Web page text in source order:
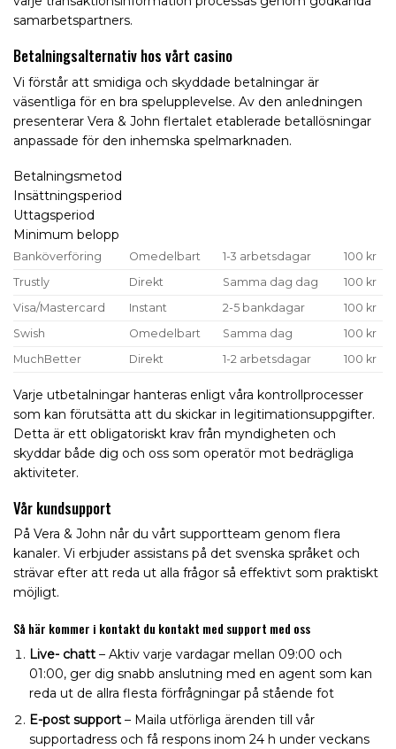
samarbetspartners.
Betalningsalternativ hos vårt casino
Vi förstår att smidiga och skyddade betalningar är
väsentliga för en bra spelupplevelse. Av den anledningen
presenterar Vera & John flertalet etablerade betallösningar
anpassade för den inhemska spelmarknaden.
Betalningsmetod
Insättningsperiod
Uttagsperiod
Minimum belopp
Banköverföring Omedelbart 1-3 arbetsdagar
100 kr
Trustly
Direkt Samma dag dag
100 kr
Visa/Mastercard
Instant 2-5 bankdagar
100 kr
Swish
Omedelbart Samma dag
100 kr
MuchBetter
Direkt 1-2 arbetsdagar 100 kr
Varje utbetalningar hanteras enligt våra kontrollprocesser
som kan förutsätta att du skickar in legitimationsuppgifter.
Detta är ett obligatoriskt krav från myndigheten och
skyddar både dig och oss som operatör mot bedrägliga
aktiviteter.
Vår kundsupport
På Vera & John når du vårt supportteam genom flera
kanaler. Vi erbjuder assistans på det svenska språket och
strävar efter att reda ut alla frågor så effektivt som praktiskt
möjligt.
Så här kommer i kontakt du kontakt med support med oss
Live- chatt – Aktiv varje vardagar mellan 09:00 och
01:00, ger dig snabb anslutning med en agent som kan
reda ut de allra flesta förfrågningar på stående fot
E-post support – Maila utförliga ärenden till vår
supportadress och få respons inom 24 h under veckans